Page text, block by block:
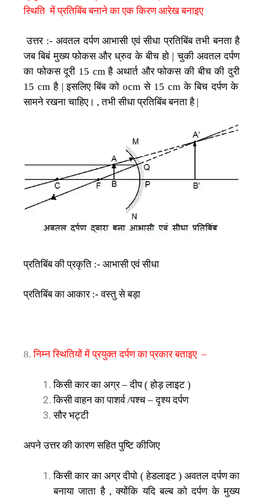
स्थिति मेंप्रतिबिंबबनानेकाएककिरणआरेखबनाइए
उत्तर:-अवतल दर्पण आभासी एवं सीधा प्रतिबिंब तभी बनता है
जब बिबं मुख्य फोकस और ध्रुव के बीच हो |चुकी अवतल दर्पण
का फोकस दूरी 15 cmहै अथार्त और फोकस की बीच की दुरी
15 cmहै|इसलिए बिंब को ocmसे15 cmके बिच दर्पण के
सामनेरखनाचाहिए। ,तभीसीधाप्रतिबिंबबनताहै|
प्रतिबिंबकीप्रकृति :- आभासीएवंसीधा
प्रतिबिंबकाआकार:-वस्तुसेबड़ा
8.निम्नस्थितियोंमेंप्रयुक्तदर्पणकाप्रकारबताइए–
किसीकारकाअग्र–दीप(होड़लाइट )
किसीवाहनकापाशर्व/पश्च –दृश्यदर्पण
सौरभट्टी
अपनेउत्तरकीकारणसहितपुष्टिकीजिए
किसीकारकाअग्रदीपो (हेडलाइट)अवतलदर्पणका
बनाया जाता है,क्योंकि यदि बल्ब को दर्पण के मुख्य